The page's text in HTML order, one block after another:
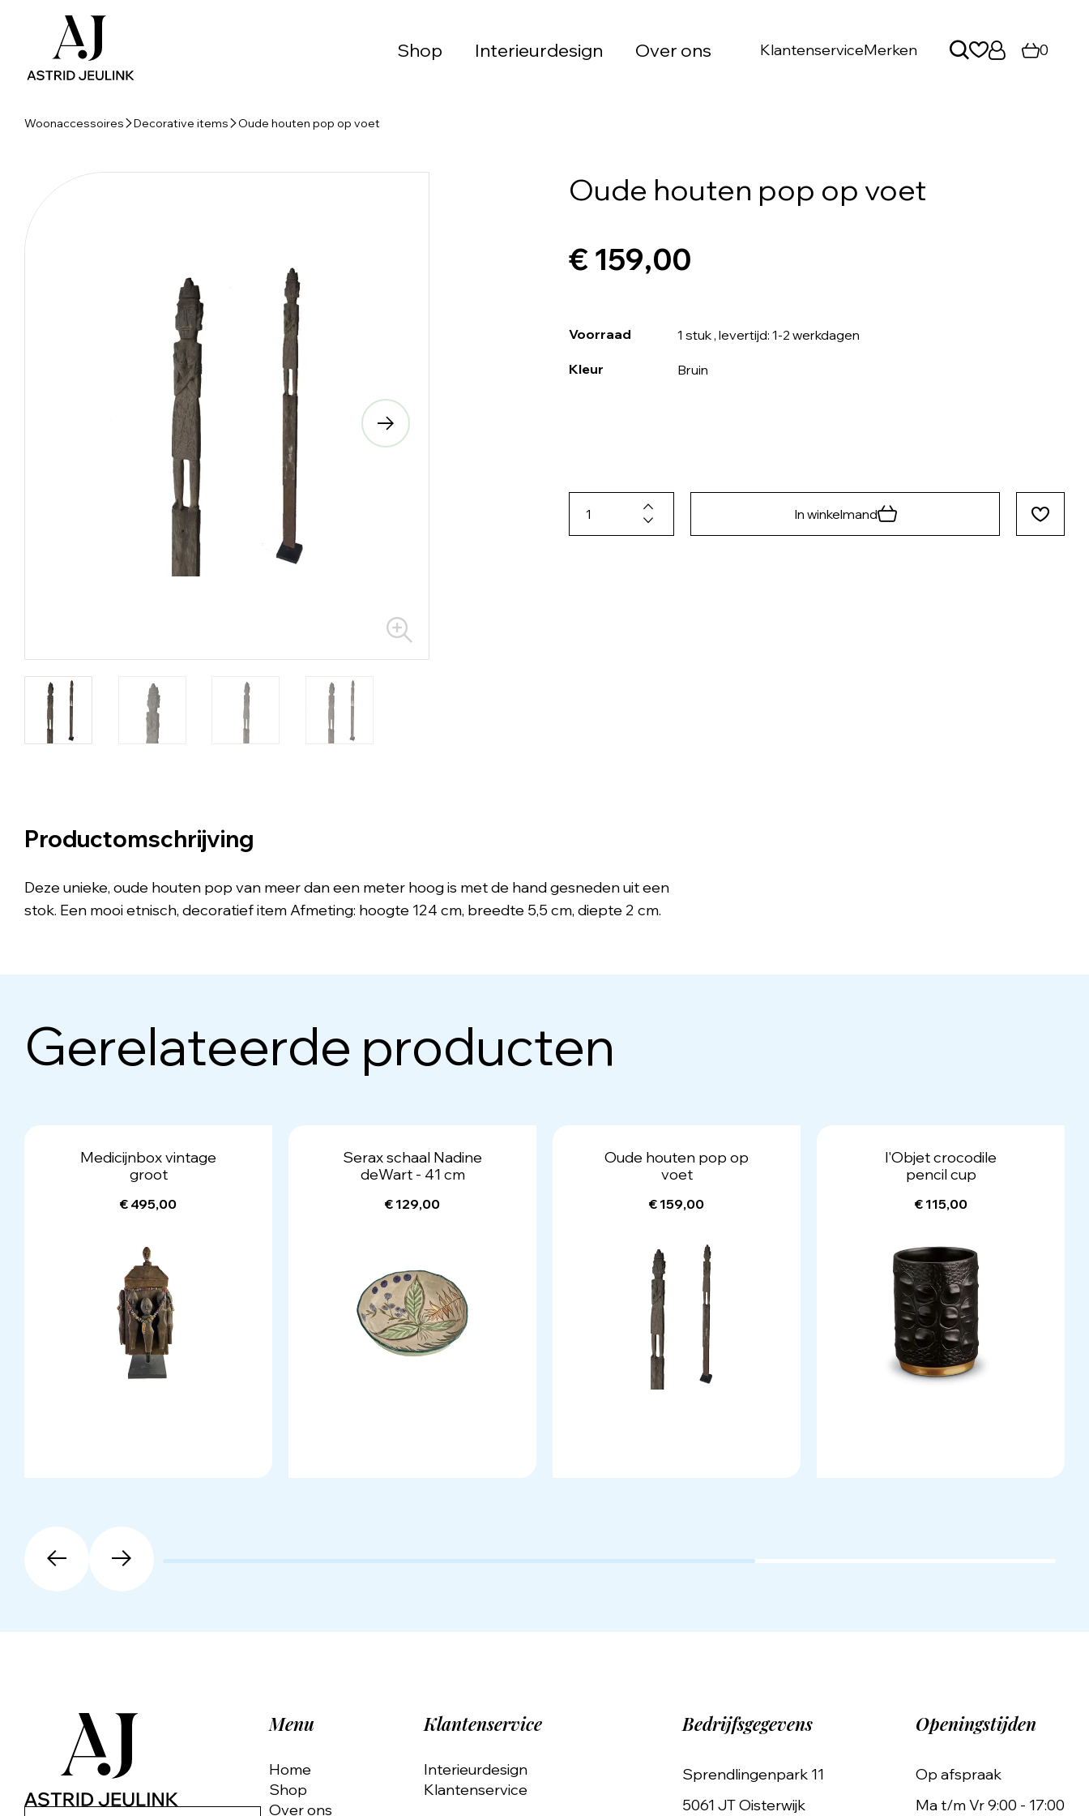
Shop Interieurdesign Over ons KlantenserviceMerken 0
Woonaccessoires Decorative items Oude houten pop op voet
Oude houten pop op voet
€ 159,00
Voorraad 1 stuk, levertijd: 1-2 werkdagen
Kleur Bruin
In winkelmand
Productomschrijving
Deze unieke, oude houten pop van meer dan een meter hoog is met de hand gesneden uit een
stok. Een mooi etnisch, decoratief item Afmeting: hoogte 124 cm, breedte 5,5 cm, diepte 2 cm.
Gerelateerde producten
Medicijnbox vintage
groot
€ 495,00
Serax schaal Nadine
deWart - 41 cm
€ 129,00
Oude houten pop op
voet
€ 159,00
l'Objet crocodile
pencil cup
€ 115,00
Menu
Home
Shop
Over ons
Klantenservice
Interieurdesign
Klantenservice
Bedrijfsgegevens
Sprendlingenpark 11
5061 JT Oisterwijk
Openingstijden
Op afspraak
Ma t/m Vr 9:00 - 17:00